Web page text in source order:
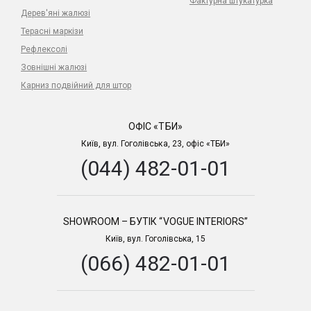
Дерев'яні жалюзі
Терасні маркізи
Рефлексолі
Зовнішні жалюзі
Карниз подвійний для штор
ОФІС «ТБИ»
Київ, вул. Гоголівська, 23, офіс «ТБИ»
(044) 482-01-01
SHOWROOM – БУТІК “VOGUE INTERIORS”
Київ, вул. Гоголівська, 15
(066) 482-01-01